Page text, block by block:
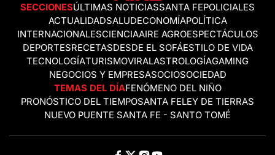
SECCIONESÚLTIMAS NOTICIASSANTA FEPOLICIALES
ACTUALIDADSALUDECONOMÍAPOLÍTICA
INTERNACIONALESCIENCIAAIRE AGROESPECTÁCULOS
DEPORTESRECETASDESDE EL SOFÁESTILO DE VIDA
TECNOLOGÍATURISMOVIRALASTROLOGÍAGAMING
NEGOCIOS Y EMPRESASOCIOSOCIEDAD
TEMAS DEL DÍAFENÓMENO DEL NIÑO
PRONÓSTICO DEL TIEMPOSANTA FELEY DE TIERRAS
NUEVO PUENTE SANTA FE - SANTO TOMÉ